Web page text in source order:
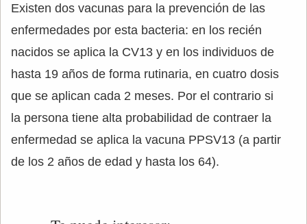
Existen dos vacunas para la prevención de las
enfermedades por esta bacteria: en los recién
nacidos se aplica la CV13 y en los individuos de
hasta 19 años de forma rutinaria, en cuatro dosis
que se aplican cada 2 meses. Por el contrario si
la persona tiene alta probabilidad de contraer la
enfermedad se aplica la vacuna PPSV13 (a partir
de los 2 años de edad y hasta los 64).